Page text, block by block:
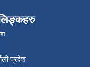
लिङ्कहरु
प्रदेश